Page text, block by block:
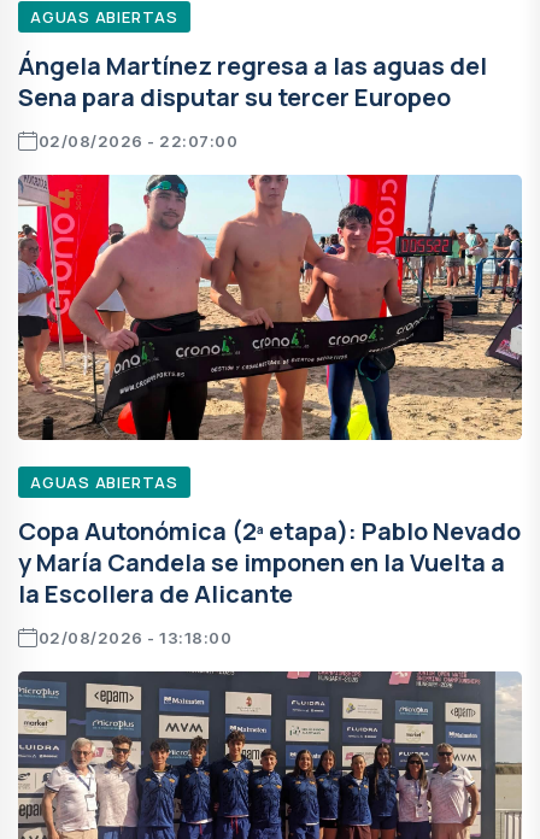
AGUAS ABIERTAS
Ángela Martínez regresa a las aguas del
Sena para disputar su tercer Europeo
02/08/2026 - 22:07:00
AGUAS ABIERTAS
Copa Autonómica (2ª etapa): Pablo Nevado
y María Candela se imponen en la Vuelta a
la Escollera de Alicante
02/08/2026 - 13:18:00